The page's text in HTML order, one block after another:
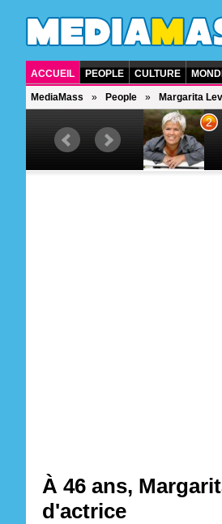
ACCUEIL PEOPLE CULTURE
MediaMass People Margarita
chanteuse québécoise
2
À 46 ans,
d'actrice